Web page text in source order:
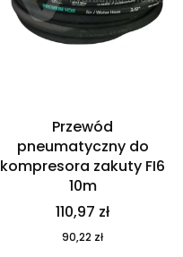
Przewód
pneumatyczny do
kompresora zakuty FI6
10m
110,97 zł
90,22 zł